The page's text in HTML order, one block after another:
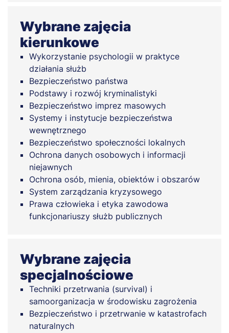
Wybrane zajęcia
kierunkowe
Wykorzystanie psychologii w praktyce
działania służb
Bezpieczeństwo państwa
Podstawy i rozwój kryminalistyki
Bezpieczeństwo imprez masowych
Systemy i instytucje bezpieczeństwa
wewnętrznego
Bezpieczeństwo społeczności lokalnych
Ochrona danych osobowych i informacji
niejawnych
Ochrona osób, mienia, obiektów i obszarów
System zarządzania kryzysowego
Prawa człowieka i etyka zawodowa
funkcjonariuszy służb publicznych
Wybrane zajęcia
specjalnościowe
Techniki przetrwania (survival) i
samoorganizacja w środowisku zagrożenia
Bezpieczeństwo i przetrwanie w katastrofach
naturalnych